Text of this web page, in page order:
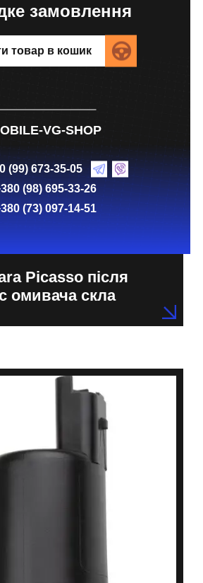
замовлення
товар в кошик
VG-SHOP
(99) 673-35-05
(98) 695-33-26
(73) 097-14-51
Picasso після
омивача скла